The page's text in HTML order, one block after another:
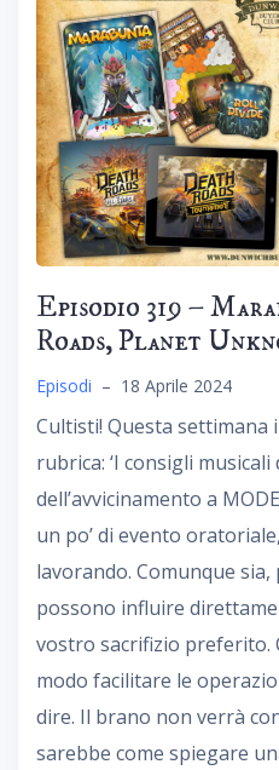
Episodio 319 –
Roads, Planet
Episodi – 18 Aprile 2024
Cultisti! Questa settimana
rubrica: ‘I consigli
dell’avvicinamento a
un po’ di evento
lavorando. Comunque
possono influire
vostro sacrifizio preferito.
modo facilitare le
dire. Il brano non verrà
sarebbe come spiegare